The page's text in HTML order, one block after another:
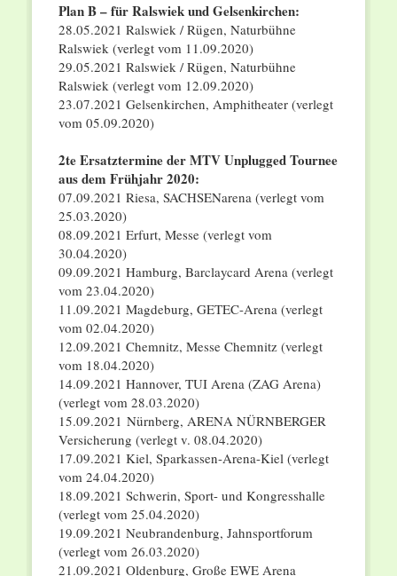
Plan B – für Ralswiek und Gelsenkirchen:
28.05.2021 Ralswiek / Rügen, Naturbühne
Ralswiek (verlegt vom 11.09.2020)
29.05.2021 Ralswiek / Rügen, Naturbühne
Ralswiek (verlegt vom 12.09.2020)
23.07.2021 Gelsenkirchen, Amphitheater (verlegt
vom 05.09.2020)
2te Ersatztermine der MTV Unplugged Tournee
aus dem Frühjahr 2020:
07.09.2021 Riesa, SACHSENarena (verlegt vom
25.03.2020)
08.09.2021 Erfurt, Messe (verlegt vom
30.04.2020)
09.09.2021 Hamburg, Barclaycard Arena (verlegt
vom 23.04.2020)
11.09.2021 Magdeburg, GETEC-Arena (verlegt
vom 02.04.2020)
12.09.2021 Chemnitz, Messe Chemnitz (verlegt
vom 18.04.2020)
14.09.2021 Hannover, TUI Arena (ZAG Arena)
(verlegt vom 28.03.2020)
15.09.2021 Nürnberg, ARENA NÜRNBERGER
Versicherung (verlegt v. 08.04.2020)
17.09.2021 Kiel, Sparkassen-Arena-Kiel (verlegt
vom 24.04.2020)
18.09.2021 Schwerin, Sport- und Kongresshalle
(verlegt vom 25.04.2020)
19.09.2021 Neubrandenburg, Jahnsportforum
(verlegt vom 26.03.2020)
21.09.2021 Oldenburg, Große EWE Arena